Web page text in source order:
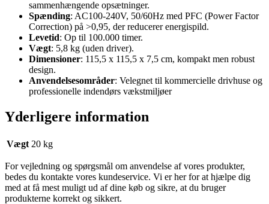
sammenhængende opsætninger.
Spænding: AC100-240V, 50/60Hz med PFC (Power Factor
Correction) på >0,95, der reducerer energispild.
Levetid: Op til 100.000 timer.
Vægt: 5,8 kg (uden driver).
Dimensioner: 115,5 x 115,5 x 7,5 cm, kompakt men robust
design.
Anvendelsesområder: Velegnet til kommercielle drivhuse og
professionelle indendørs vækstmiljøer
Yderligere information
Vægt 20 kg
For vejledning og spørgsmål om anvendelse af vores produkter,
bedes du kontakte vores kundeservice. Vi er her for at hjælpe dig
med at få mest muligt ud af dine køb og sikre, at du bruger
produkterne korrekt og sikkert.